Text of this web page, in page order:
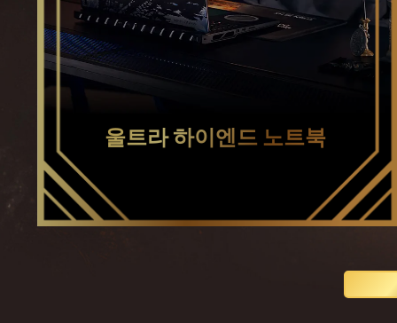
울트라 하이엔드 노트북